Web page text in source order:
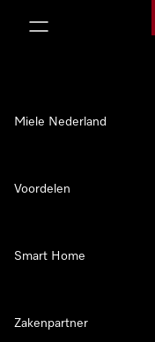
Miele Nederland
Voordelen
Smart Home
Zakenpartner